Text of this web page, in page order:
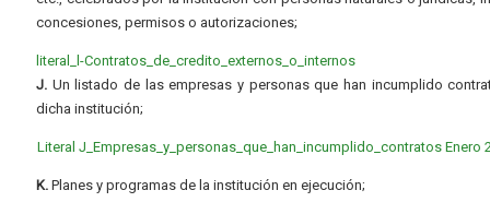
concesiones, permisos o autorizaciones;
literal_l-Contratos_de_credito_externos_o_internos
J. Un listado de las empresas y personas que han incumplido
dicha institución;
Literal J_Empresas_y_personas_que_han_incumplido_contratos Enero
K. Planes y programas de la institución en ejecución;